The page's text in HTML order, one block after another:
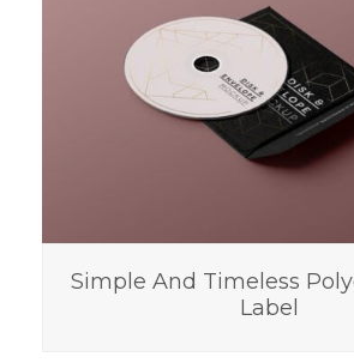
Simple And Timeless
Label